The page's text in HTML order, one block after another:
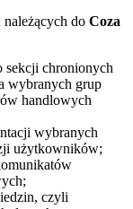
do Coza
sekcji chronionych
wybranych grup
handlowych
wybranych
użytkowników;
czyli